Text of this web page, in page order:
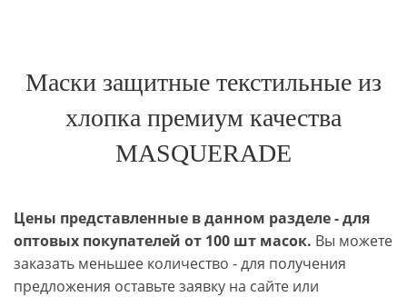
Маски защитные текстильные из
хлопка премиум качества
MASQUERADE
Цены представленные в данном разделе - для
оптовых покупателей от 100 шт масок. Вы можете
заказать меньшее количество - для получения
предложения оставьте заявку на сайте или